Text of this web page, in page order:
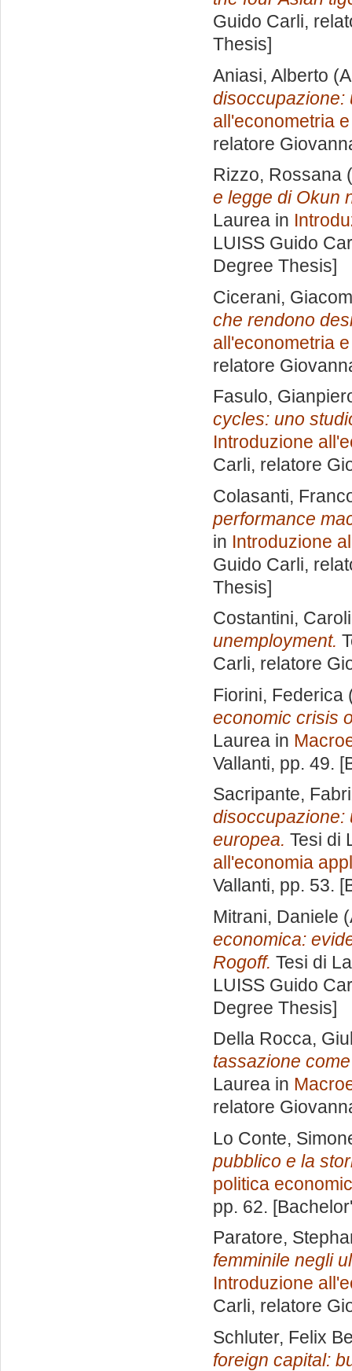
Guido Carli,
Thesis]
Aniasi, Alberto
disoccupazione:
all'econometria
relatore
Rizzo, Rossana
e legge di Okun
Laurea in
LUISS Guido
Degree Thesis]
Cicerani,
che rendono
all'econometria
relatore
Fasulo,
cycles: uno
Introduzione
Carli, relatore
Colasanti,
performance
in Introduzione
Guido Carli,
Thesis]
Costantini,
unemployment.
Carli, relatore
Fiorini, Federica
economic crisis
Laurea in
Vallanti, pp. 49.
Sacripante,
disoccupazione:
europea. Tesi di
all'economia
Vallanti, pp. 53.
Mitrani, Daniele
economica:
Rogoff. Tesi di
LUISS Guido
Degree Thesis]
Della Rocca,
tassazione
Laurea in
relatore
Lo Conte,
pubblico e la
politica
pp. 62.
Paratore,
femminile negli
Introduzione
Carli, relatore
Schluter, Felix
foreign capital: